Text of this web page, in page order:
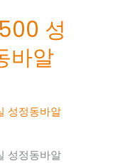
성
바알
성정동바알
성정동바알